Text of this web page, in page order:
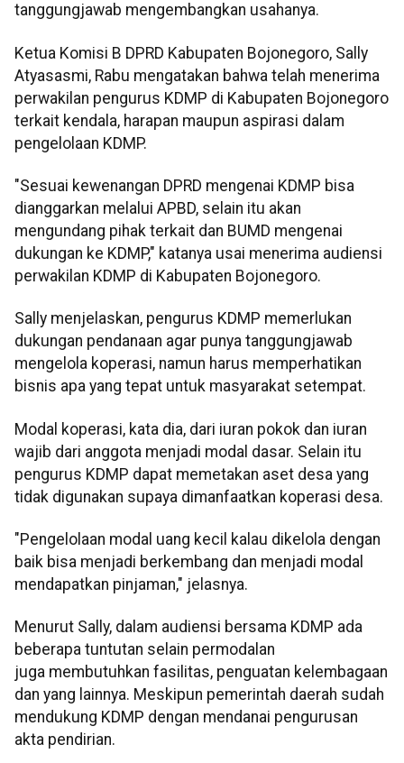
tanggungjawab mengembangkan usahanya.
Ketua Komisi B DPRD Kabupaten Bojonegoro, Sally
Atyasasmi, Rabu mengatakan bahwa telah menerima
perwakilan pengurus KDMP di Kabupaten Bojonegoro
terkait kendala, harapan maupun aspirasi dalam
pengelolaan KDMP.
"Sesuai kewenangan DPRD mengenai KDMP bisa
dianggarkan melalui APBD, selain itu akan
mengundang pihak terkait dan BUMD mengenai
dukungan ke KDMP," katanya usai menerima audiensi
perwakilan KDMP di Kabupaten Bojonegoro.
Sally menjelaskan, pengurus KDMP memerlukan
dukungan pendanaan agar punya tanggungjawab
mengelola koperasi, namun harus memperhatikan
bisnis apa yang tepat untuk masyarakat setempat.
Modal koperasi, kata dia, dari iuran pokok dan iuran
wajib dari anggota menjadi modal dasar. Selain itu
pengurus KDMP dapat memetakan aset desa yang
tidak digunakan supaya dimanfaatkan koperasi desa.
"Pengelolaan modal uang kecil kalau dikelola dengan
baik bisa menjadi berkembang dan menjadi modal
mendapatkan pinjaman," jelasnya.
Menurut Sally, dalam audiensi bersama KDMP ada
beberapa tuntutan selain permodalan
juga membutuhkan fasilitas, penguatan kelembagaan
dan yang lainnya. Meskipun pemerintah daerah sudah
mendukung KDMP dengan mendanai pengurusan
akta pendirian.